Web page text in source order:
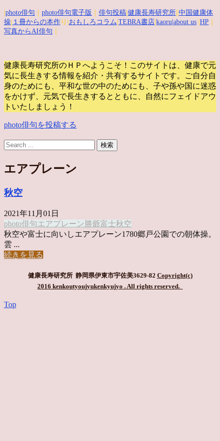
photo俳句 photo俳句電子版 俳句投稿 健康長寿研究所 中国健康体
操 １冊からの本作 り| おもしろコラム TEBRA書店 kaoru |about us HP
写真からAI俳句
健康長寿研究所のＨＰへようこそ！このサイトは、健康で元
気に長生きする情報を紹介・共有するサイトです。
ご自分自
身のためにも、平和な世の中のためにも、子や孫や国に迷惑
をかけず、元気で長生きするとともに、自然にフェイドアウ
トいたしましょう！
photo俳句を投稿する
エアプレーン
秋空
2021年11月01日
photo俳句エアプレーン 勝爺富士秋空
秋空や富士に向いしエアプレーン1780郷戸公園での朝体操。
雲 ...
続きを見る
健康長寿研究所 静岡県伊東市宇佐美3629-82 Copyright(c)
2016 kenkoutyoujyukenkyujyo . All rights reserved.
Top